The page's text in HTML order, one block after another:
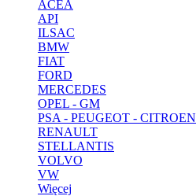
ACEA
API
ILSAC
BMW
FIAT
FORD
MERCEDES
OPEL - GM
PSA - PEUGEOT - CITROEN
RENAULT
STELLANTIS
VOLVO
VW
Więcej